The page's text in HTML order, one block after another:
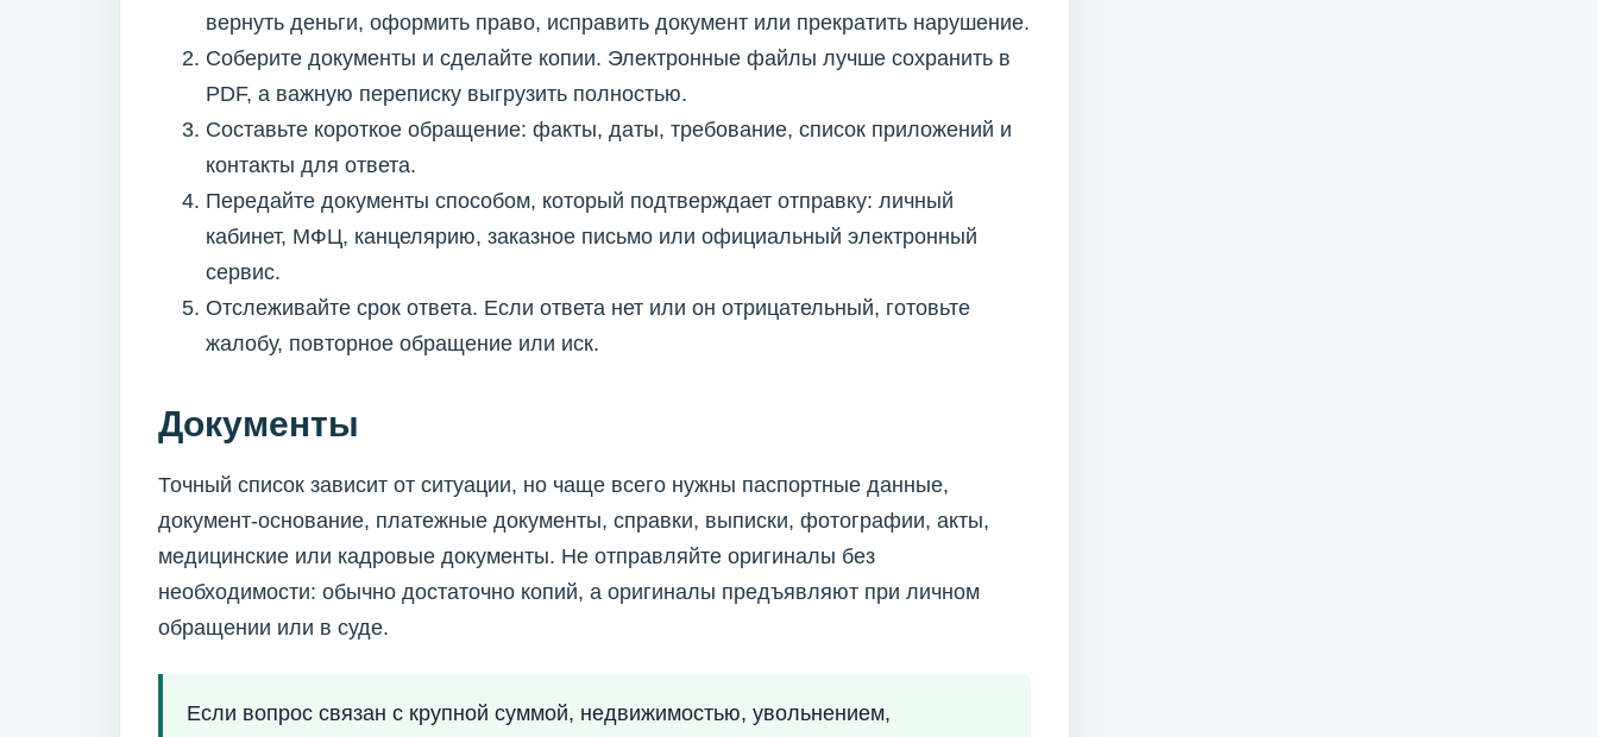
вернуть деньги, оформить право, исправить документ или прекратить нарушение.
Соберите документы и сделайте копии. Электронные файлы лучше сохранить в
PDF, а важную переписку выгрузить полностью.
Составьте короткое обращение: факты, даты, требование, список приложений и
контакты для ответа.
Передайте документы способом, который подтверждает отправку: личный
кабинет, МФЦ, канцелярию, заказное письмо или официальный электронный
сервис.
Отслеживайте срок ответа. Если ответа нет или он отрицательный, готовьте
жалобу, повторное обращение или иск.
Документы
Точный список зависит от ситуации, но чаще всего нужны паспортные данные,
документ-основание, платежные документы, справки, выписки, фотографии, акты,
медицинские или кадровые документы. Не отправляйте оригиналы без
необходимости: обычно достаточно копий, а оригиналы предъявляют при личном
обращении или в суде.
Если вопрос связан с крупной суммой, недвижимостью, увольнением,